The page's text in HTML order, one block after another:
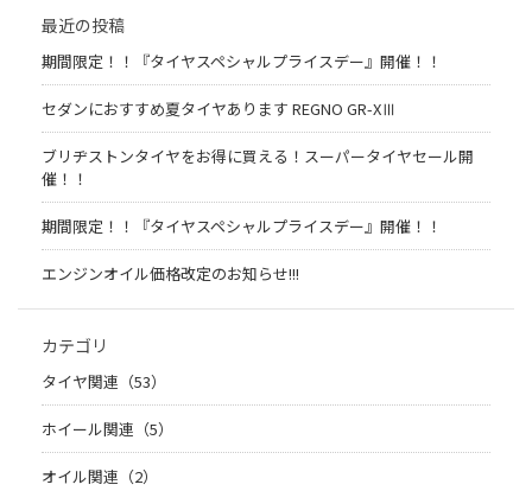
最近の投稿
期間限定！！『タイヤスペシャルプライスデー』開催！！
セダンにおすすめ夏タイヤあります REGNO GR-XⅢ
ブリヂストンタイヤをお得に買える！スーパータイヤセール開
催！！
期間限定！！『タイヤスペシャルプライスデー』開催！！
エンジンオイル価格改定のお知らせ!!!
カテゴリ
タイヤ関連（53）
ホイール関連（5）
オイル関連（2）